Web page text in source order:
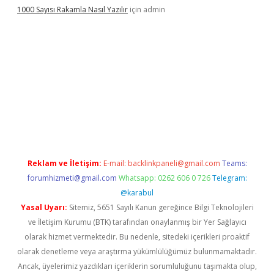
1000 Sayısı Rakamla Nasıl Yazılır için admin
Reklam ve İletişim: E-mail: backlinkpaneli@gmail.com Teams:
forumhizmeti@gmail.com Whatsapp: 0262 606 0 726 Telegram:
@karabul
Yasal Uyarı: Sitemiz, 5651 Sayılı Kanun gereğince Bilgi Teknolojileri
ve İletişim Kurumu (BTK) tarafından onaylanmış bir Yer Sağlayıcı
olarak hizmet vermektedir. Bu nedenle, sitedeki içerikleri proaktif
olarak denetleme veya araştırma yükümlülüğümüz bulunmamaktadır.
Ancak, üyelerimiz yazdıkları içeriklerin sorumluluğunu taşımakta olup,